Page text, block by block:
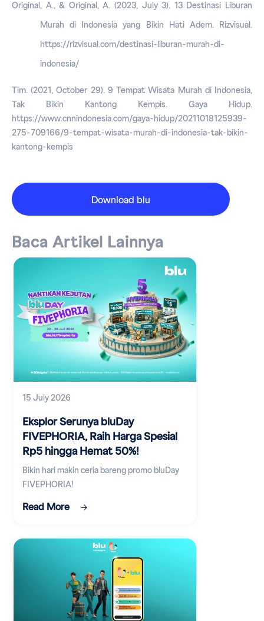
Original, A., & Original, A. (2023, July 3). 13 Destinasi Liburan
Murah di Indonesia yang Bikin Hati Adem. Rizvisual.
https://rizvisual.com/destinasi-liburan-murah-di-
indonesia/
Tim. (2021, October 29). 9 Tempat Wisata Murah di Indonesia,
Tak Bikin Kantong Kempis. Gaya Hidup.
https://www.cnnindonesia.com/gaya-hidup/20211018125939-
275-709166/9-tempat-wisata-murah-di-indonesia-tak-bikin-
kantong-kempis
Download blu
Baca Artikel Lainnya
15 July 2026
Eksplor Serunya bluDay
FIVEPHORIA, Raih Harga Spesial
Rp5 hingga Hemat 50%!
Bikin hari makin ceria bareng promo bluDay
FIVEPHORIA!
Read More